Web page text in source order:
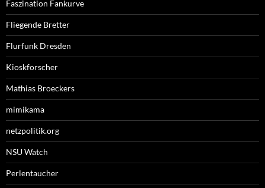
Faszination Fankurve
Fliegende Bretter
Flurfunk Dresden
Kioskforscher
Mathias Broeckers
mimikama
netzpolitik.org
NSU Watch
Perlentaucher